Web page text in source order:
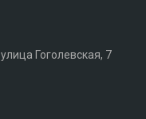
Гоголевская, 7